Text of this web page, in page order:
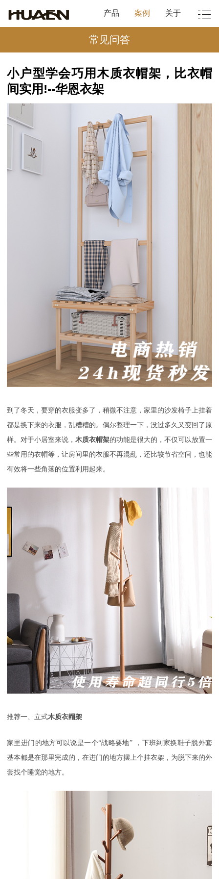
产品 案例 关于
常见问答
小户型学会巧用木质衣帽架，比衣帽
间实用!--华恩衣架
到了冬天，要穿的衣服变多了，稍微不注意，家里的沙发椅子上挂着
都是换下来的衣服，乱糟糟的。偶尔整理一下，没过多久又变回了原
样。对于小居室来说， 木质衣帽架的功能是很大的，不仅可以放置一
些常用的衣帽等，让房间里的衣服不再混乱，还比较节省空间，也能
有效将一些角落的位置利用起来。
推荐一、立式木质衣帽架
家里进门的地方可以说是一个“战略要地”
，下班到家换鞋子脱外套
基本都是在那里完成的，在进门的地方摆上个挂衣架，为脱下来的外
套找个睡觉的地方。